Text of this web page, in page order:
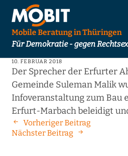
Mobile Beratung in Thüringen
Für Demokratie - gegen
10. FEBRUAR 2018
Der Sprecher der Erfurter
Gemeinde Suleman Malik
Infoveranstaltung zum Bau
Erfurt-Marbach beleidigt
Vorheriger Beitrag
Nächster Beitrag